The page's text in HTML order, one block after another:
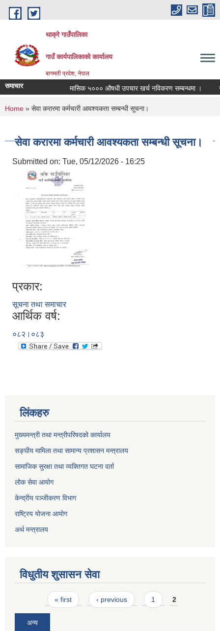
Skip to main content
थाक्रे गाउँपालिका
गाउँ कार्यपालिकाको कार्यालय
बागमती प्रदेश, नेपाल
समाचार मासिक ५००० औषधी उपचार खर्च नविकरण सम्बन्धमा ।
You are here
Home » सेवा करारमा कर्मचारी आवश्यकता सम्बन्धी सूचना।
सेवा करारमा कर्मचारी आवश्यकता सम्बन्धी सूचना।
Submitted on: Tue, 05/12/2026 - 16:25
प्रकार:
सूचना तथा समाचार
आर्थिक वर्ष:
०८२।०८३
लिंकहरु
मुख्यमन्त्री तथा मन्त्रीपरिषदको कार्यालय
सङ्घीय मामिला तथा सामान्य प्रशासन मन्त्रालय
सामाजिक सुरक्षा तथा व्यक्तिगत घटना दर्ता
लोक सेवा आयोग
केन्द्रीय पञ्जीकरण विभाग
राष्ट्रिय योजना आयोग
अर्थ मन्त्रालय
विधुतीय शुसासन सेवा
Pages« first ‹ previous 1 2
अन्य